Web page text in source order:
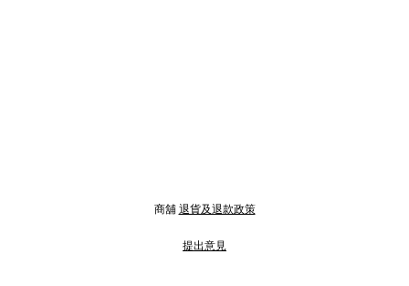
商舖 退貨及退款政策
提出意見